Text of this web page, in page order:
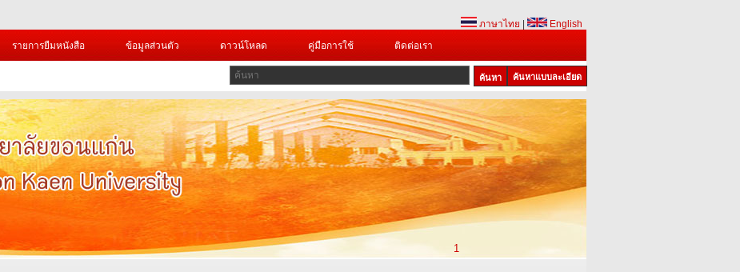
ภาษาไทย
English
รายการยืมหนังสือ ข้อมูลส่วนตัว ดาวน์โหลด คู่มือการใช้ ติดต่อเรา
ค้นหาแบบละเอียด
1